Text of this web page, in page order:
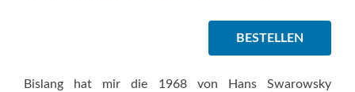
BESTELLEN
Bislang hat mir die 1968 von Hans Swarowsky